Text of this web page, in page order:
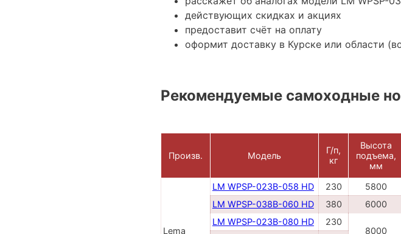
действующих скидках и акциях
предоставит счёт на оплату
оформит доставку в Курске или области
Рекомендуемые самоходные
Произв. Модель
Г/п,
кг
Высота
подъема,
мм
Lema
LM WPSP-023B-058 HD 230 5800
LM WPSP-038B-060 HD
380
6000
LM WPSP-023B-080 HD
230
8000